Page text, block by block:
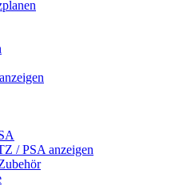
/ PSA anzeigen